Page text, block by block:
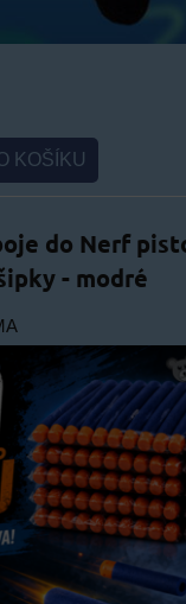
KOŠÍKU
do Nerf
- modré